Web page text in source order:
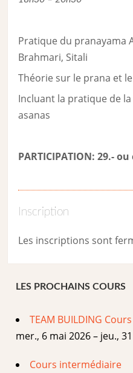
Pratique du pranayama
Brahmari, Sitali
Théorie sur le prana et
Incluant la pratique de
asanas
PARTICIPATION: 29.-
Inscription
Les inscriptions sont
LES PROCHAINS COURS
TEAM BUILDING
mer., 6 mai 2026 – jeu.,
Cours intermédiaire